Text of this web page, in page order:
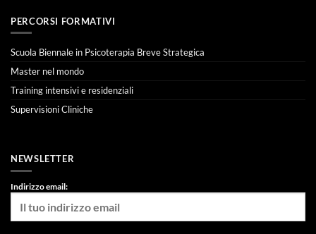
PERCORSI FORMATIVI
Scuola Biennale in Psicoterapia Breve Strategica
Master nel mondo
Training intensivi e residenziali
Supervisioni Cliniche
NEWSLETTER
Indirizzo email: